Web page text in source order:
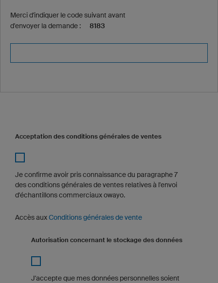
Merci d'indiquer le code suivant avant
d'envoyer la demande :
8183
Acceptation des conditions générales de ventes
Je confirme avoir pris connaissance du paragraphe 7
des conditions générales de ventes relatives à l'envoi
d'échantillons commerciaux owayo.
Accès auxConditions générales de vente
Autorisation concernant le stockage des données
J'accepte que mes données personnelles soient